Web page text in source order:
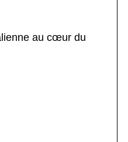
au cœur du